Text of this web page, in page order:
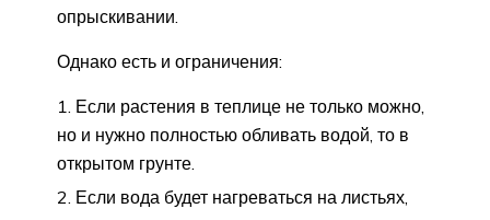
опрыскивании.
Однако есть и ограничения:
Если растения в теплице не только можно,
но и нужно полностью обливать водой, то в
открытом грунте.
Если вода будет нагреваться на листьях,